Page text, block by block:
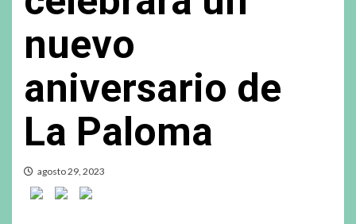
nuevo
aniversario de
La Paloma
agosto 29, 2023